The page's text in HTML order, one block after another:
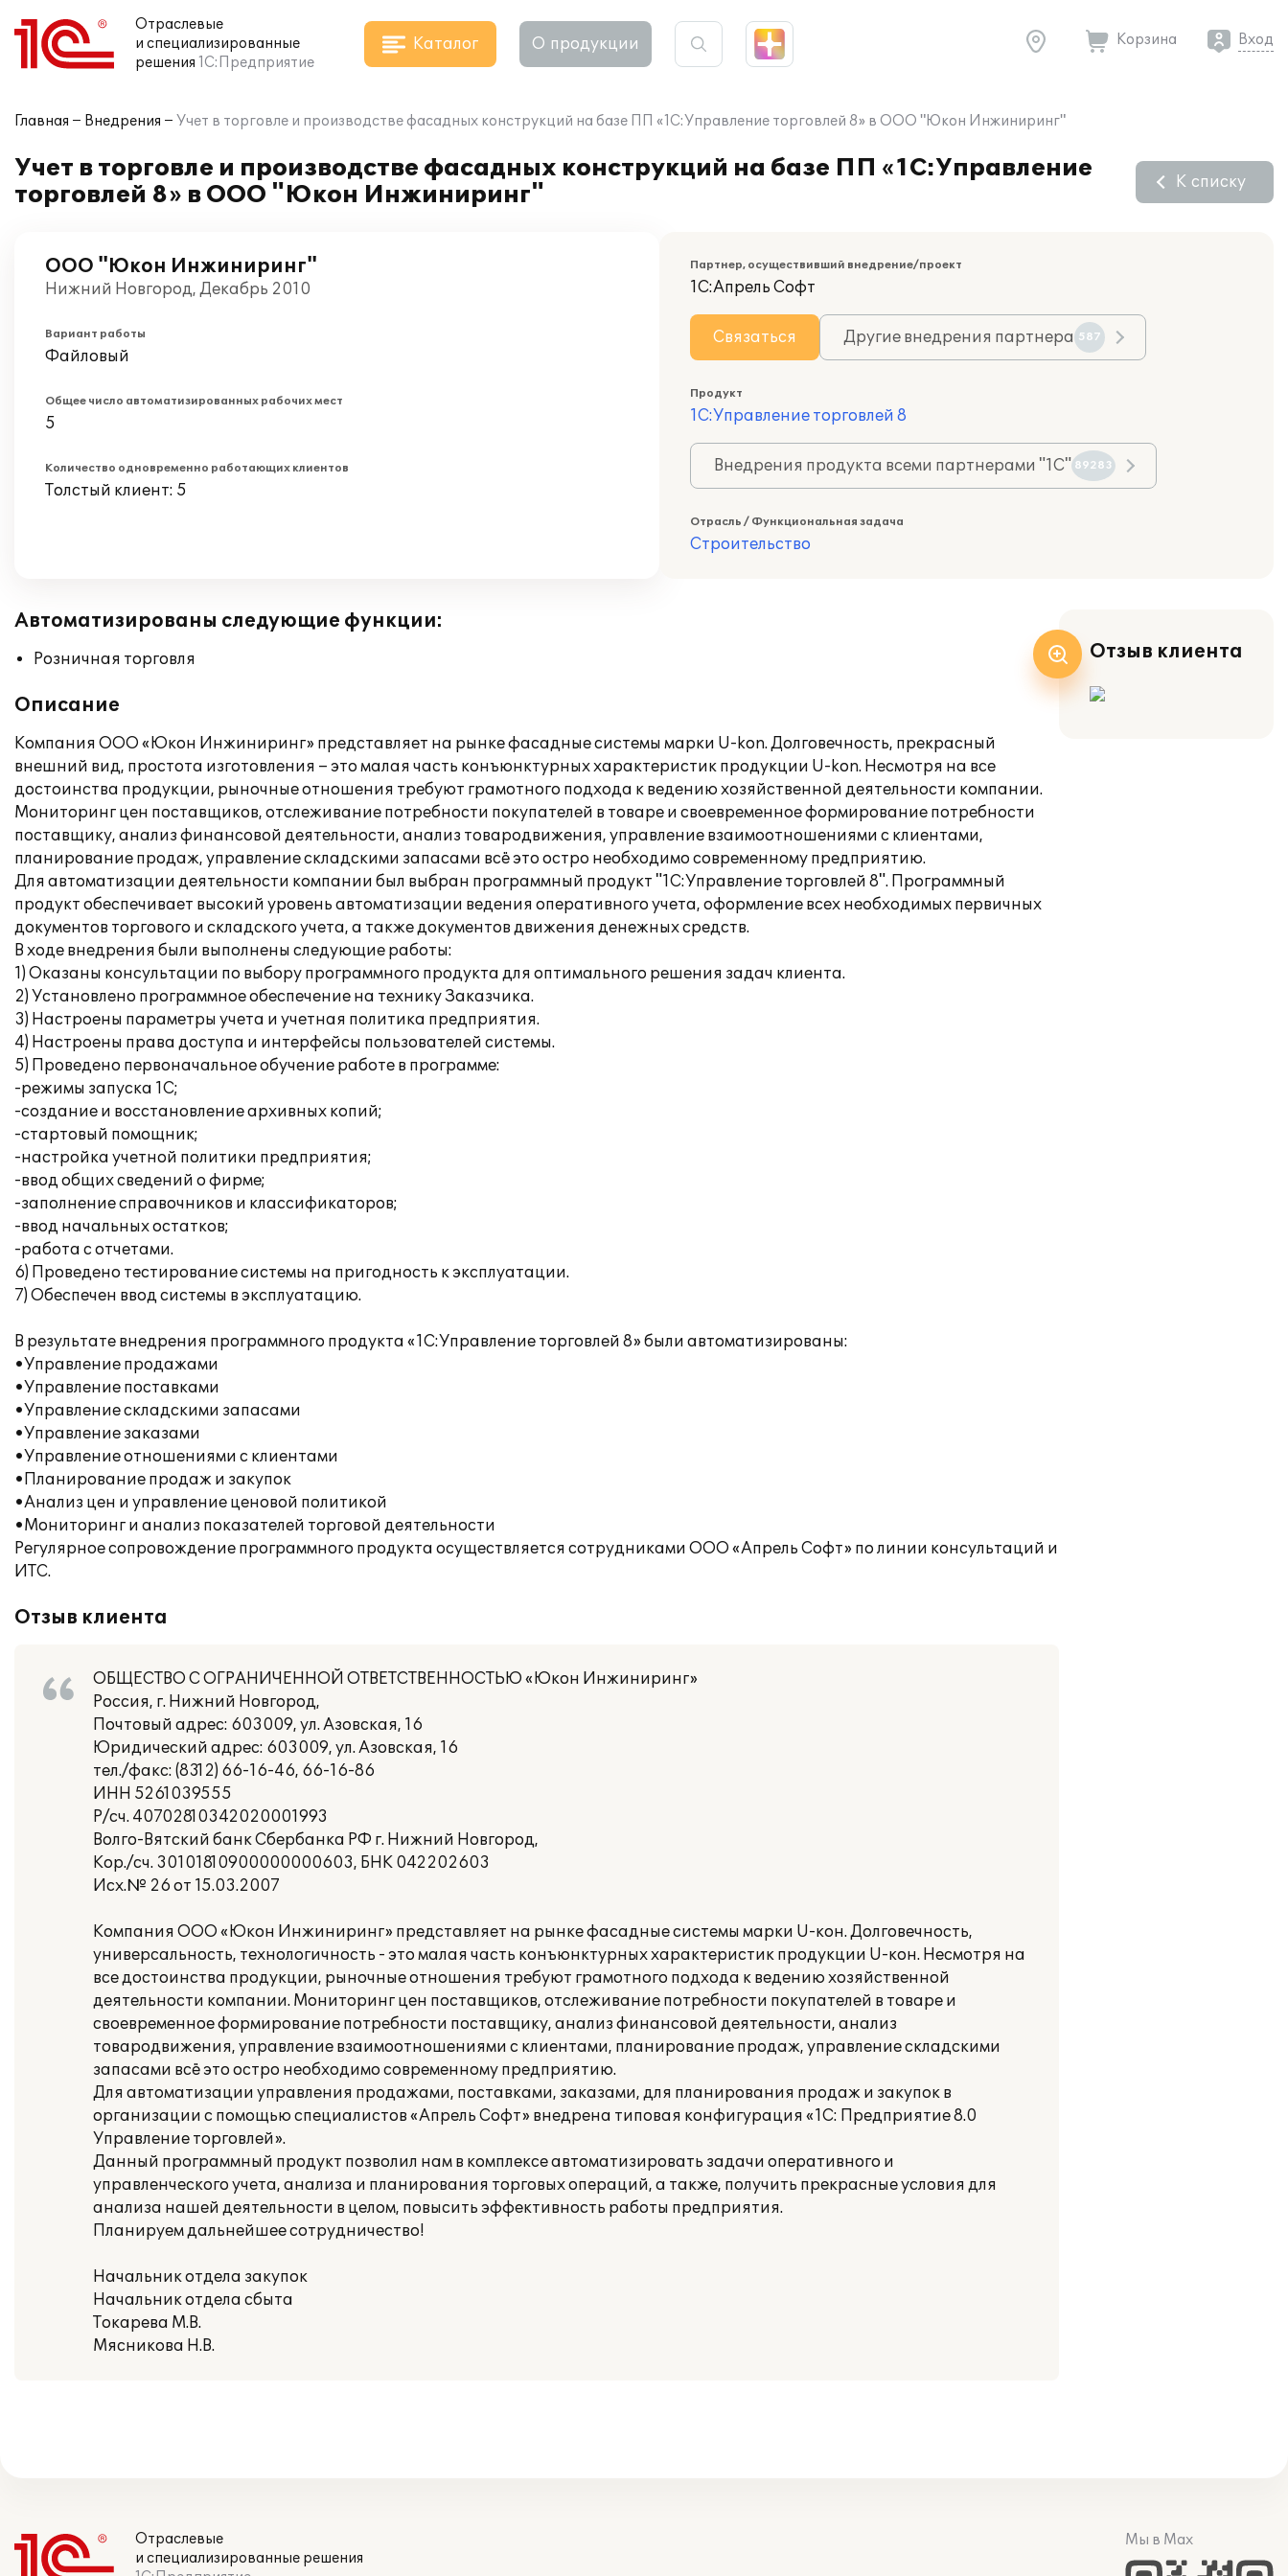
Отраслевые
и специализированные
решения 1С:Предприятие
Каталог О продукции Корзина Вход
Главная Внедрения Учет в торговле и производстве фасадных конструкций на базе ПП «1С:Управление торговлей 8» в ООО "Юкон Инжиниринг"
Учет в торговле и производстве фасадных конструкций на базе ПП «1С:Управление
торговлей 8» в ООО "Юкон Инжиниринг"
К списку
ООО "Юкон Инжиниринг"
Нижний Новгород, Декабрь 2010
Вариант работы
Файловый
Общее число автоматизированных рабочих мест
5
Количество одновременно работающих клиентов
Толстый клиент: 5
Партнер, осуществивший внедрение/проект
1С:Апрель Софт
Связаться Другие внедрения партнера 587
Продукт
1С:Управление торговлей 8
Внедрения продукта всеми партнерами "1С" 89283
Отрасль / Функциональная задача
Строительство
Автоматизированы следующие функции:
Розничная торговля
Описание
Компания ООО «Юкон Инжиниринг» представляет на рынке фасадные системы марки U-kon. Долговечность, прекрасный
внешний вид, простота изготовления – это малая часть конъюнктурных характеристик продукции U-kon. Несмотря на все
достоинства продукции, рыночные отношения требуют грамотного подхода к ведению хозяйственной деятельности компании.
Мониторинг цен поставщиков, отслеживание потребности покупателей в товаре и своевременное формирование потребности
поставщику, анализ финансовой деятельности, анализ товародвижения, управление взаимоотношениями с клиентами,
планирование продаж, управление складскими запасами всё это остро необходимо современному предприятию.
Для автоматизации деятельности компании был выбран программный продукт "1С:Управление торговлей 8". Программный
продукт обеспечивает высокий уровень автоматизации ведения оперативного учета, оформление всех необходимых первичных
документов торгового и складского учета, а также документов движения денежных средств.
В ходе внедрения были выполнены следующие работы:
1) Оказаны консультации по выбору программного продукта для оптимального решения задач клиента.
2) Установлено программное обеспечение на технику Заказчика.
3) Настроены параметры учета и учетная политика предприятия.
4) Настроены права доступа и интерфейсы пользователей системы.
5) Проведено первоначальное обучение работе в программе:
-режимы запуска 1С;
-создание и восстановление архивных копий;
-стартовый помощник;
-настройка учетной политики предприятия;
-ввод общих сведений о фирме;
-заполнение справочников и классификаторов;
-ввод начальных остатков;
-работа с отчетами.
6) Проведено тестирование системы на пригодность к эксплуатации.
7) Обеспечен ввод системы в эксплуатацию.
В результате внедрения программного продукта «1С:Управление торговлей 8» были автоматизированы:
•Управление продажами
•Управление поставками
•Управление складскими запасами
•Управление заказами
•Управление отношениями с клиентами
•Планирование продаж и закупок
•Анализ цен и управление ценовой политикой
•Мониторинг и анализ показателей торговой деятельности
Регулярное сопровождение программного продукта осуществляется сотрудниками ООО «Апрель Софт» по линии консультаций и
ИТС.
Отзыв клиента
ОБЩЕСТВО С ОГРАНИЧЕННОЙ ОТВЕТСТВЕННОСТЬЮ «Юкон Инжиниринг»
Россия, г. Нижний Новгород,
Почтовый адрес: 603009, ул. Азовская, 16
Юридический адрес: 603009, ул. Азовская, 16
тел./факс: (8312) 66-16-46, 66-16-86
ИНН 5261039555
Р/сч. 40702810342020001993
Волго-Вятский банк Сбербанка РФ г. Нижний Новгород,
Кор./сч. 30101810900000000603, БНК 042202603
Исх.№ 26 от 15.03.2007
Компания ООО «Юкон Инжиниринг» представляет на рынке фасадные системы марки U-кон. Долговечность,
универсальность, технологичность - это малая часть конъюнктурных характеристик продукции U-кон. Несмотря на
все достоинства продукции, рыночные отношения требуют грамотного подхода к ведению хозяйственной
деятельности компании. Мониторинг цен поставщиков, отслеживание потребности покупателей в товаре и
своевременное формирование потребности поставщику, анализ финансовой деятельности, анализ
товародвижения, управление взаимоотношениями с клиентами, планирование продаж, управление складскими
запасами всё это остро необходимо современному предприятию.
Для автоматизации управления продажами, поставками, заказами, для планирования продаж и закупок в
организации с помощью специалистов «Апрель Софт» внедрена типовая конфигурация «1С: Предприятие 8.0
Управление торговлей».
Данный программный продукт позволил нам в комплексе автоматизировать задачи оперативного и
управленческого учета, анализа и планирования торговых операций, а также, получить прекрасные условия для
анализа нашей деятельности в целом, повысить эффективность работы предприятия.
Планируем дальнейшее сотрудничество!
Начальник отдела закупок
Начальник отдела сбыта
Токарева М.В.
Мясникова Н.В.
Отзыв клиента
Отраслевые
и специализированные решения
Мы в Max